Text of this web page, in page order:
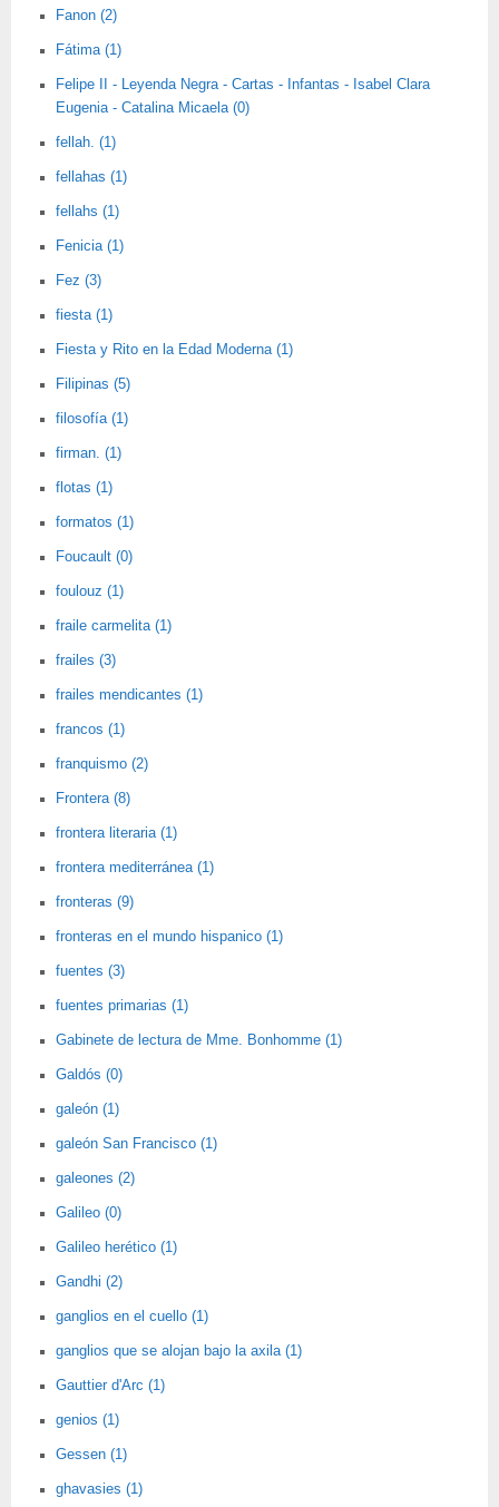
Fanon (2)
Fátima (1)
Felipe II - Leyenda Negra - Cartas - Infantas - Isabel Clara
Eugenia - Catalina Micaela (0)
fellah. (1)
fellahas (1)
fellahs (1)
Fenicia (1)
Fez (3)
fiesta (1)
Fiesta y Rito en la Edad Moderna (1)
Filipinas (5)
filosofía (1)
firman. (1)
flotas (1)
formatos (1)
Foucault (0)
foulouz (1)
fraile carmelita (1)
frailes (3)
frailes mendicantes (1)
francos (1)
franquismo (2)
Frontera (8)
frontera literaria (1)
frontera mediterránea (1)
fronteras (9)
fronteras en el mundo hispanico (1)
fuentes (3)
fuentes primarias (1)
Gabinete de lectura de Mme. Bonhomme (1)
Galdós (0)
galeón (1)
galeón San Francisco (1)
galeones (2)
Galileo (0)
Galileo herético (1)
Gandhi (2)
ganglios en el cuello (1)
ganglios que se alojan bajo la axila (1)
Gauttier d'Arc (1)
genios (1)
Gessen (1)
ghavasies (1)